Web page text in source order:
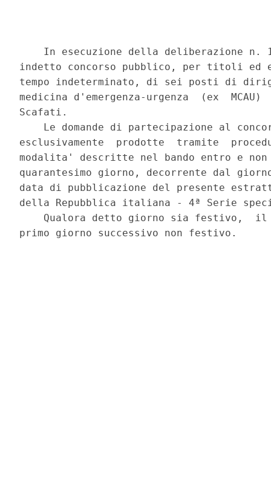
In esecuzione della deliberazione n.
indetto concorso pubblico, per titoli ed
tempo indeterminato, di sei posti di
medicina d'emergenza-urgenza  (ex
Scafati.
Le domande di partecipazione al
esclusivamente  prodotte  tramite
modalita' descritte nel bando entro e
quarantesimo giorno, decorrente dal
data di pubblicazione del presente
della Repubblica italiana - 4ª Serie
Qualora detto giorno sia festivo,
primo giorno successivo non festivo.